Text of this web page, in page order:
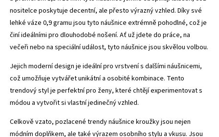
nositelce poskytuje decentní, ale přesto výrazný vzhled. Díky své
lehké váze 0,9 gramu jsou tyto náušnice extrémně pohodlné, což je
činí ideálními pro dlouhodobé nošení. Ať už jdete do práce, na
večeři nebo na speciální událost, tyto náušnice jsou skvělou volbou.
Jejich moderní design je ideální pro vrstvení s dalšími náušnicemi,
což umožňuje vytvářet unikátní a osobité kombinace. Tento
trendový styl je perfektní pro ženy, které chtějí experimentovat s
módou a vytvořit si vlastní jedinečný vzhled.
Celkově vzato, pozlacené trendy náušnice kroužky jsou nejen
módním doplňkem, ale také výrazem osobního stylu a vkusu. Jsou